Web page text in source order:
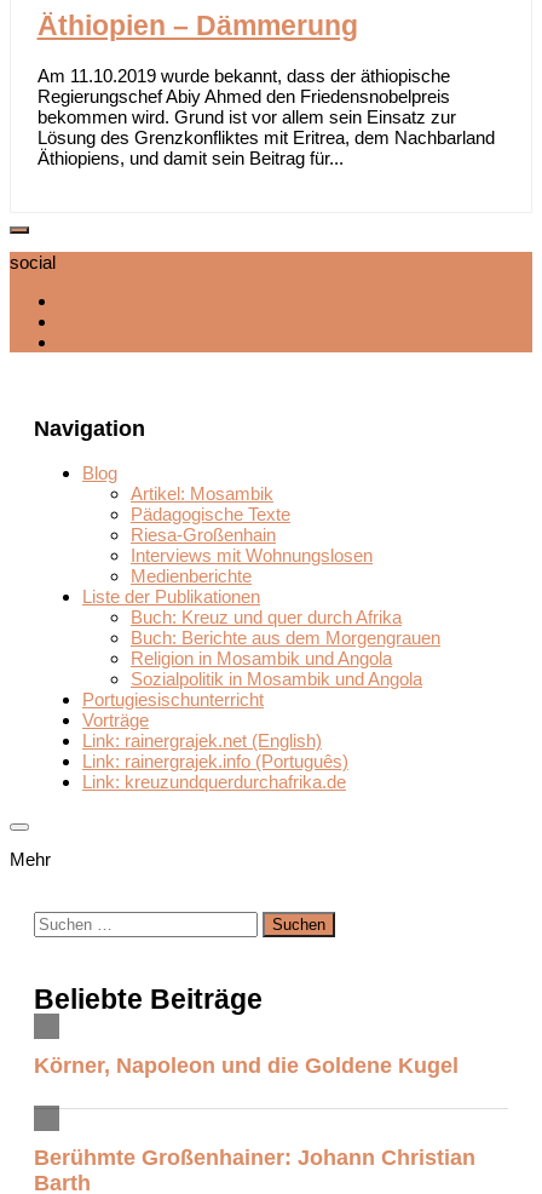
Äthiopien – Dämmerung
Am 11.10.2019 wurde bekannt, dass der äthiopische
Regierungschef Abiy Ahmed den Friedensnobelpreis
bekommen wird. Grund ist vor allem sein Einsatz zur
Lösung des Grenzkonfliktes mit Eritrea, dem Nachbarland
Äthiopiens, und damit sein Beitrag für...
social
Navigation
Blog
Artikel: Mosambik
Pädagogische Texte
Riesa-Großenhain
Interviews mit Wohnungslosen
Medienberichte
Liste der Publikationen
Buch: Kreuz und quer durch Afrika
Buch: Berichte aus dem Morgengrauen
Religion in Mosambik und Angola
Sozialpolitik in Mosambik und Angola
Portugiesischunterricht
Vorträge
Link: rainergrajek.net (English)
Link: rainergrajek.info (Português)
Link: kreuzundquerdurchafrika.de
Mehr
Suchen
nach:
Beliebte Beiträge
Körner, Napoleon und die Goldene Kugel
Berühmte Großenhainer: Johann Christian
Barth